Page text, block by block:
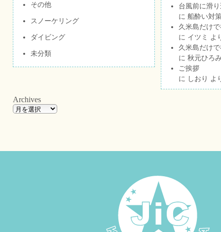
その他
スノーケリング
ダイビング
未分類
台風前に滑
に 船酔い対
久米島だけ
に イツミ
よ
久米島だけ
に 秋元ひろ
ご挨拶
に しおり よ
Archives